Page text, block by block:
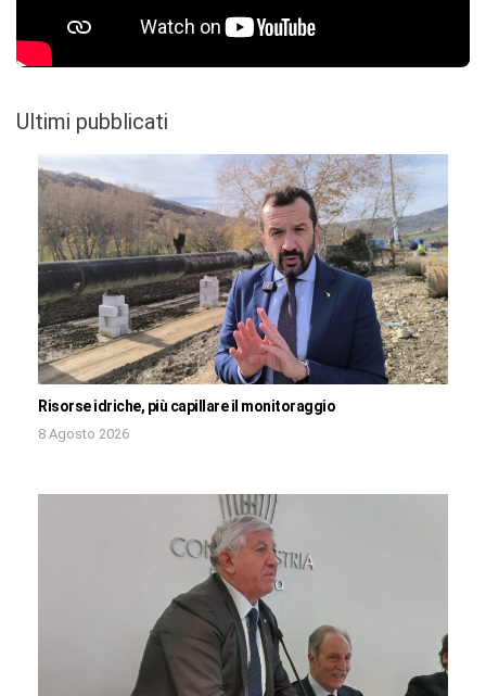
Ultimi pubblicati
Risorse idriche, più capillare il monitoraggio
8 Agosto 2026